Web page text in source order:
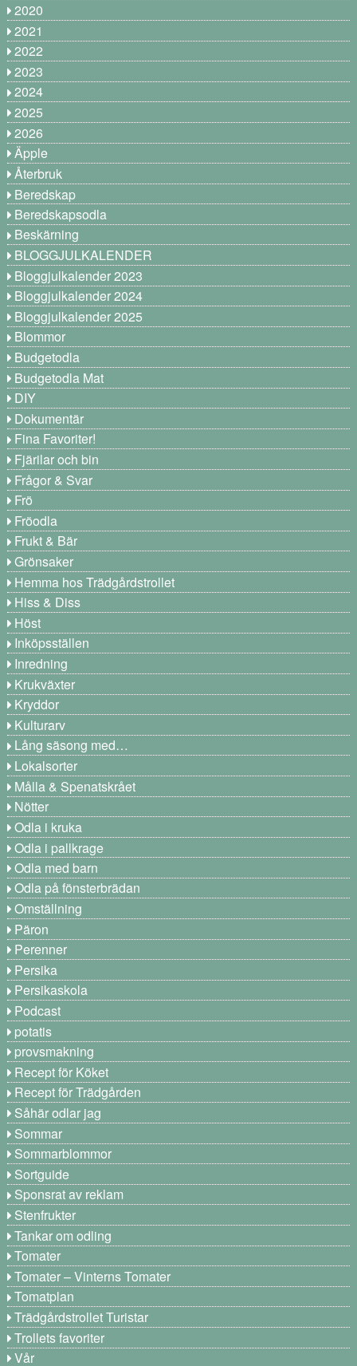
2020
2021
2022
2023
2024
2025
2026
Äpple
Återbruk
Beredskap
Beredskapsodla
Beskärning
BLOGGJULKALENDER
Bloggjulkalender 2023
Bloggjulkalender 2024
Bloggjulkalender 2025
Blommor
Budgetodla
Budgetodla Mat
DIY
Dokumentär
Fina Favoriter!
Fjärilar och bin
Frågor & Svar
Frö
Fröodla
Frukt & Bär
Grönsaker
Hemma hos Trädgårdstrollet
Hiss & Diss
Höst
Inköpsställen
Inredning
Krukväxter
Kryddor
Kulturarv
Lång säsong med…
Lokalsorter
Målla & Spenatskrået
Nötter
Odla i kruka
Odla i pallkrage
Odla med barn
Odla på fönsterbrädan
Omställning
Päron
Perenner
Persika
Persikaskola
Podcast
potatis
provsmakning
Recept för Köket
Recept för Trädgården
Såhär odlar jag
Sommar
Sommarblommor
Sortguide
Sponsrat av reklam
Stenfrukter
Tankar om odling
Tomater
Tomater – Vinterns Tomater
Tomatplan
Trädgårdstrollet Turistar
Trollets favoriter
Vår